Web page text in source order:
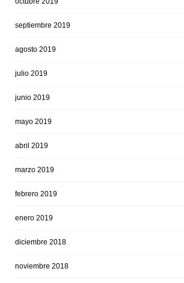
septiembre 2019
agosto 2019
julio 2019
junio 2019
mayo 2019
abril 2019
marzo 2019
febrero 2019
enero 2019
diciembre 2018
noviembre 2018